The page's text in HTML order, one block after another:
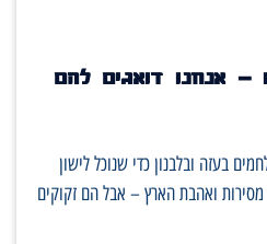
– אנחנו דואגים להם
בעזה ובלבנון כדי שנוכל לישון
ואהבת הארץ – אבל הם זקוקים